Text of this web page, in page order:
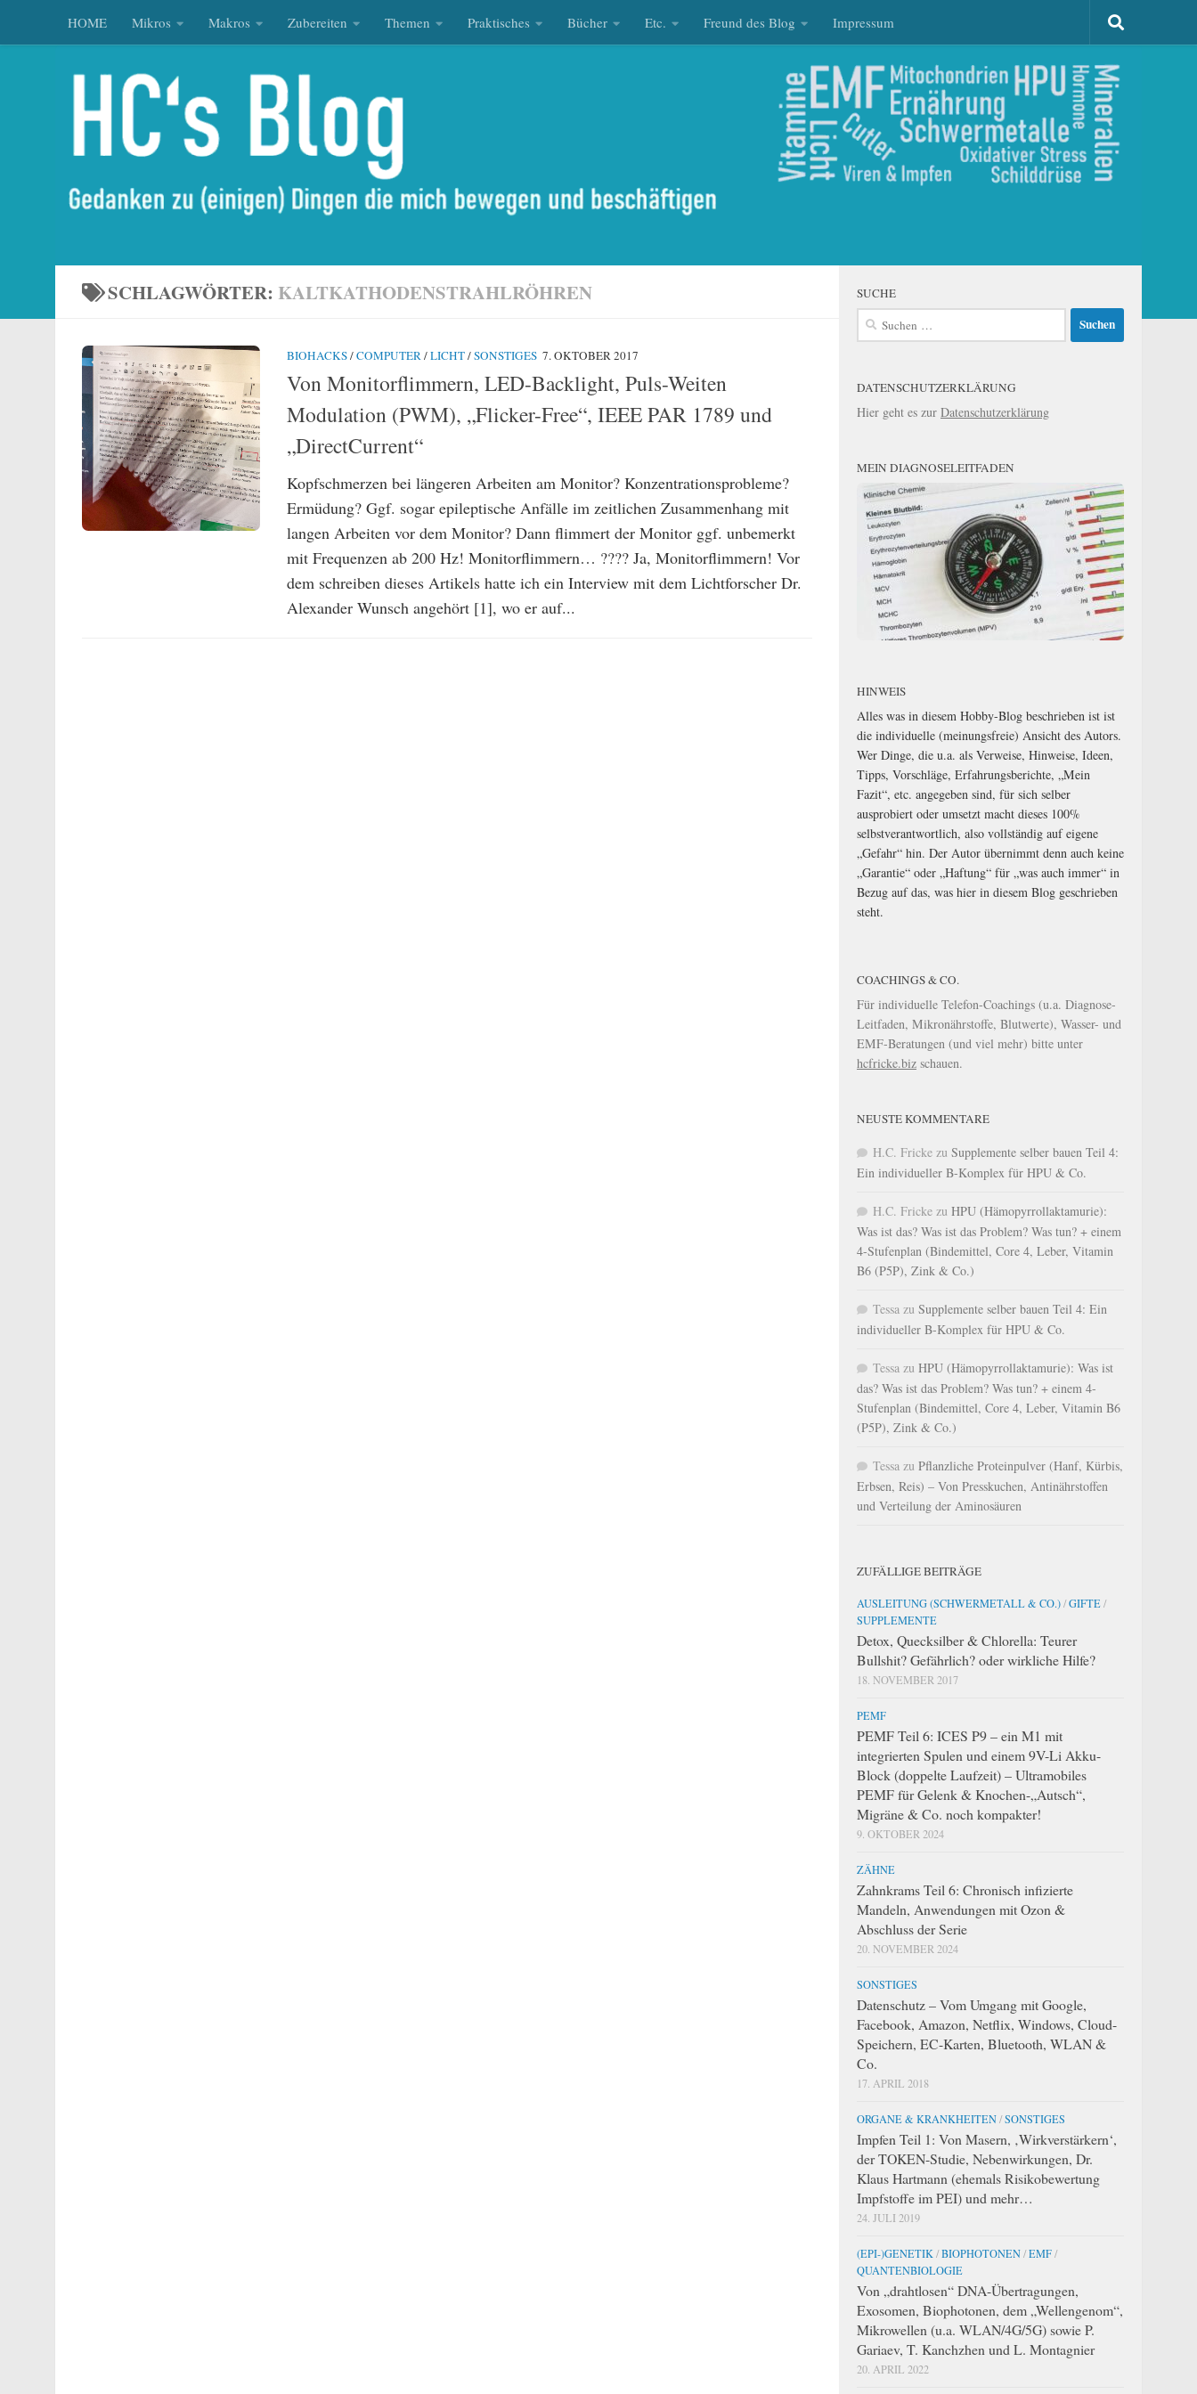
Zum Inhalt springen
HOME Mikros Makros Zubereiten Themen Praktisches Bücher Etc. Freund des Blog Impressum
SCHLAGWÖRTER: KALTKATHODENSTRAHLRÖHREN
BIOHACKS/COMPUTER /LICHT/SONSTIGES 7. OKTOBER 2017
Von Monitorflimmern, LED-Backlight, Puls-Weiten
Modulation (PWM), „Flicker-Free“, IEEE PAR 1789 und
„DirectCurrent“
Kopfschmerzen bei längeren Arbeiten am Monitor? Konzentrationsprobleme?
Ermüdung? Ggf. sogar epileptische Anfälle im zeitlichen Zusammenhang mit
langen Arbeiten vor dem Monitor? Dann flimmert der Monitor ggf. unbemerkt
mit Frequenzen ab 200 Hz! Monitorflimmern… ???? Ja, Monitorflimmern! Vor
dem schreiben dieses Artikels hatte ich ein Interview mit dem Lichtforscher Dr.
Alexander Wunsch angehört [1], wo er auf...
SUCHE
Suchen
DATENSCHUTZERKLÄRUNG
Hier geht es zur Datenschutzerklärung
MEIN DIAGNOSELEITFADEN
HINWEIS
Alles was in diesem Hobby-Blog beschrieben ist ist
die individuelle (meinungsfreie) Ansicht des Autors.
Wer Dinge, die u.a. als Verweise, Hinweise, Ideen,
Tipps, Vorschläge, Erfahrungsberichte, „Mein
Fazit“, etc. angegeben sind, für sich selber
ausprobiert oder umsetzt macht dieses 100%
selbstverantwortlich, also vollständig auf eigene
„Gefahr“ hin. Der Autor übernimmt denn auch keine
„Garantie“ oder „Haftung“ für „was auch immer“ in
Bezug auf das, was hier in diesem Blog geschrieben
steht.
COACHINGS & CO.
Für individuelle Telefon-Coachings (u.a. Diagnose-
Leitfaden, Mikronährstoffe, Blutwerte), Wasser- und
EMF-Beratungen (und viel mehr) bitte unter
hcfricke.biz schauen.
NEUSTE KOMMENTARE
H.C. Fricke zu Supplemente selber bauen Teil 4:
Ein individueller B-Komplex für HPU & Co.
H.C. Fricke zu HPU (Hämopyrrollaktamurie):
Was ist das? Was ist das Problem? Was tun? + einem
4-Stufenplan (Bindemittel, Core 4, Leber, Vitamin
B6 (P5P), Zink & Co.)
Tessa zu Supplemente selber bauen Teil 4: Ein
individueller B-Komplex für HPU & Co.
Tessa zu HPU (Hämopyrrollaktamurie): Was ist
das? Was ist das Problem? Was tun? + einem 4-
Stufenplan (Bindemittel, Core 4, Leber, Vitamin B6
(P5P), Zink & Co.)
Tessa zu Pflanzliche Proteinpulver (Hanf, Kürbis,
Erbsen, Reis) – Von Presskuchen, Antinährstoffen
und Verteilung der Aminosäuren
ZUFÄLLIGE BEITRÄGE
AUSLEITUNG (SCHWERMETALL & CO.)/GIFTE/
SUPPLEMENTE
Detox, Quecksilber & Chlorella: Teurer
Bullshit? Gefährlich? oder wirkliche Hilfe?
18. NOVEMBER 2017
PEMF
PEMF Teil 6: ICES P9 – ein M1 mit
integrierten Spulen und einem 9V-Li Akku-
Block (doppelte Laufzeit) – Ultramobiles
PEMF für Gelenk & Knochen-„Autsch“,
Migräne & Co. noch kompakter!
9. OKTOBER 2024
ZÄHNE
Zahnkrams Teil 6: Chronisch infizierte
Mandeln, Anwendungen mit Ozon &
Abschluss der Serie
20. NOVEMBER 2024
SONSTIGES
Datenschutz – Vom Umgang mit Google,
Facebook, Amazon, Netflix, Windows, Cloud-
Speichern, EC-Karten, Bluetooth, WLAN &
Co.
17. APRIL 2018
ORGANE & KRANKHEITEN/SONSTIGES
Impfen Teil 1: Von Masern, ‚Wirkverstärkern‘,
der TOKEN-Studie, Nebenwirkungen, Dr.
Klaus Hartmann (ehemals Risikobewertung
Impfstoffe im PEI) und mehr…
24. JULI 2019
(EPI-)GENETIK /BIOPHOTONEN/EMF/
QUANTENBIOLOGIE
Von „drahtlosen“ DNA-Übertragungen,
Exosomen, Biophotonen, dem „Wellengenom“,
Mikrowellen (u.a. WLAN/4G/5G) sowie P.
Gariaev, T. Kanchzhen und L. Montagnier
20. APRIL 2022